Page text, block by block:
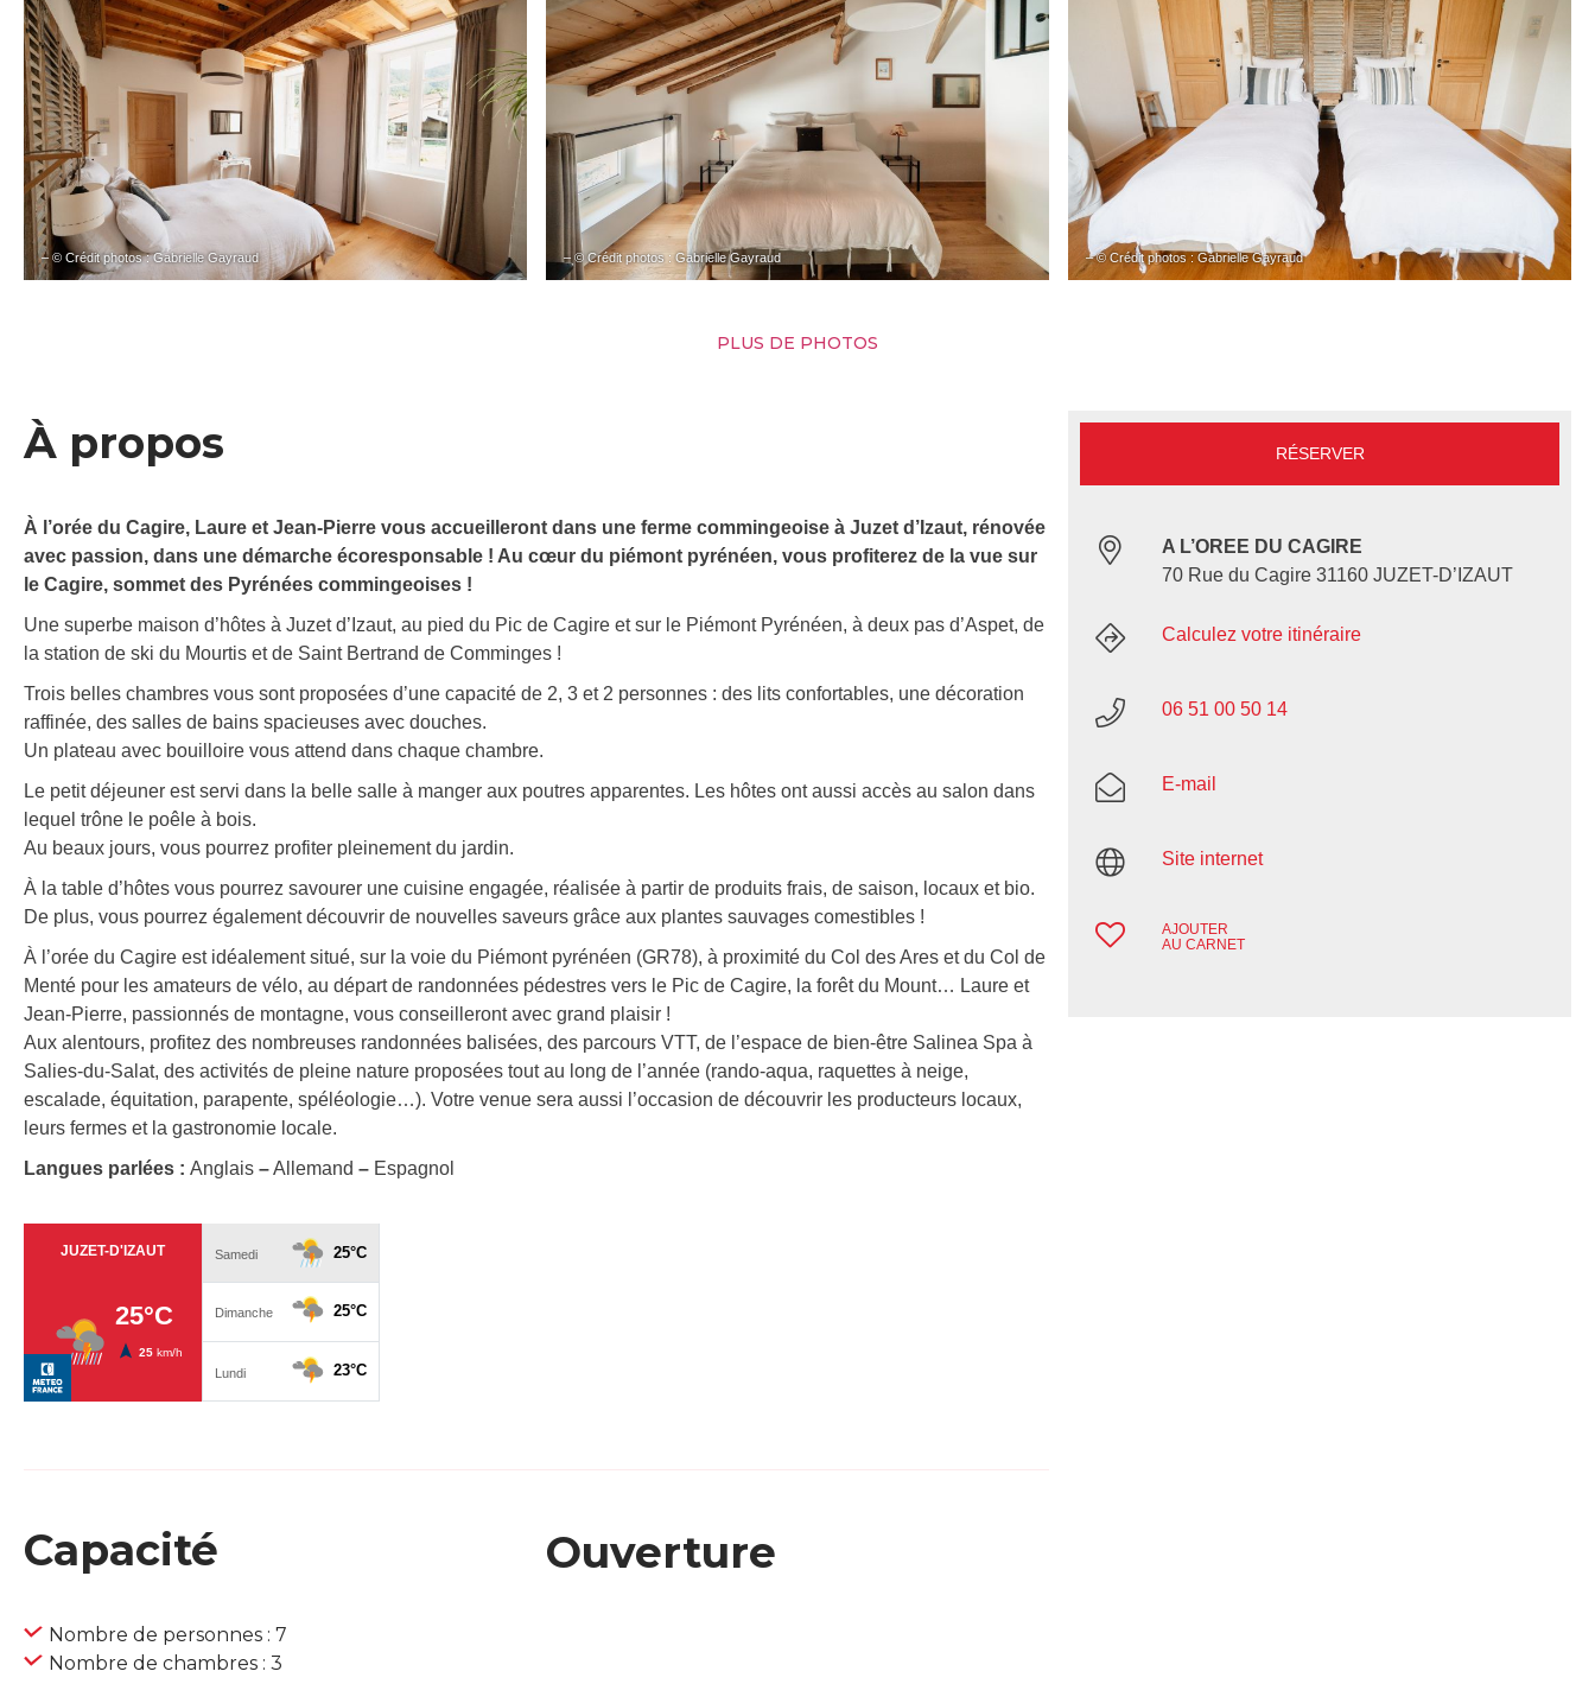
– © Crédit photos : Gabrielle Gayraud – © Crédit photos : Gabrielle Gayraud – © Crédit photos : Gabrielle Gayraud
PLUS DE PHOTOS
À propos
À l’orée du Cagire, Laure et Jean-Pierre vous accueilleront dans une ferme commingeoise à Juzet d’Izaut, rénovée
avec passion, dans une démarche écoresponsable ! Au cœur du piémont pyrénéen, vous profiterez de la vue sur
le Cagire, sommet des Pyrénées commingeoises !
Une superbe maison d’hôtes à Juzet d’Izaut, au pied du Pic de Cagire et sur le Piémont Pyrénéen, à deux pas d’Aspet, de
la station de ski du Mourtis et de Saint Bertrand de Comminges !
Trois belles chambres vous sont proposées d’une capacité de 2, 3 et 2 personnes : des lits confortables, une décoration
raffinée, des salles de bains spacieuses avec douches.
Un plateau avec bouilloire vous attend dans chaque chambre.
Le petit déjeuner est servi dans la belle salle à manger aux poutres apparentes. Les hôtes ont aussi accès au salon dans
lequel trône le poêle à bois.
Au beaux jours, vous pourrez profiter pleinement du jardin.
À la table d’hôtes vous pourrez savourer une cuisine engagée, réalisée à partir de produits frais, de saison, locaux et bio.
De plus, vous pourrez également découvrir de nouvelles saveurs grâce aux plantes sauvages comestibles !
À l’orée du Cagire est idéalement situé, sur la voie du Piémont pyrénéen (GR78), à proximité du Col des Ares et du Col de
Menté pour les amateurs de vélo, au départ de randonnées pédestres vers le Pic de Cagire, la forêt du Mount… Laure et
Jean-Pierre, passionnés de montagne, vous conseilleront avec grand plaisir !
Aux alentours, profitez des nombreuses randonnées balisées, des parcours VTT, de l’espace de bien-être Salinea Spa à
Salies-du-Salat, des activités de pleine nature proposées tout au long de l’année (rando-aqua, raquettes à neige,
escalade, équitation, parapente, spéléologie…). Votre venue sera aussi l’occasion de découvrir les producteurs locaux,
leurs fermes et la gastronomie locale.
Langues parlées : Anglais –Allemand – Espagnol
Capacité
Nombre de personnes : 7
Nombre de chambres : 3
Ouverture
RÉSERVER
A L’OREE DU CAGIRE
70 Rue du Cagire 31160 JUZET-D’IZAUT
Calculez votre itinéraire
06 51 00 50 14
E-mail
Site internet
AJOUTER
AU CARNET